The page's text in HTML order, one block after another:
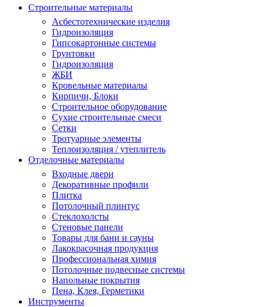
Строительные материалы
Асбестотехнические изделия
Гидроизоляция
Гипсокартонные системы
Грунтовки
Гидроизоляция
ЖБИ
Кровельные материалы
Кирпичи, Блоки
Строительное оборудование
Сухие строительные смеси
Сетки
Тротуарные элементы
Теплоизоляция / утеплитель
Отделочные материалы
Входные двери
Декоративные профили
Плитка
Потолочный плинтус
Стеклохолсты
Стеновые панели
Товары для бани и сауны
Лакокрасочная продукция
Профессиональная химия
Потолочные подвесные системы
Напольные покрытия
Пена, Клея, Герметики
Инструменты